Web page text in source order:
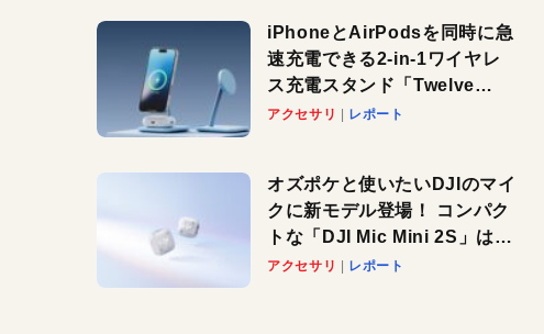
iPhoneとAirPodsを同時に急
速充電できる2-in-1ワイヤレ
ス充電スタンド「Twelve
South HiRise 2 Deluxe」が
アクセサリ レポート
オズポケと使いたいDJIのマイ
クに新モデル登場！ コンパク
トな「DJI Mic Mini 2S」はAI
ノイキャンも搭載。屋外でも
アクセサリ レポート